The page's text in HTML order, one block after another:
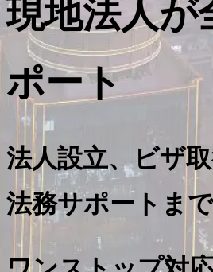
現地法人が
ポート
法人設立、ビザ
法務サポートまで